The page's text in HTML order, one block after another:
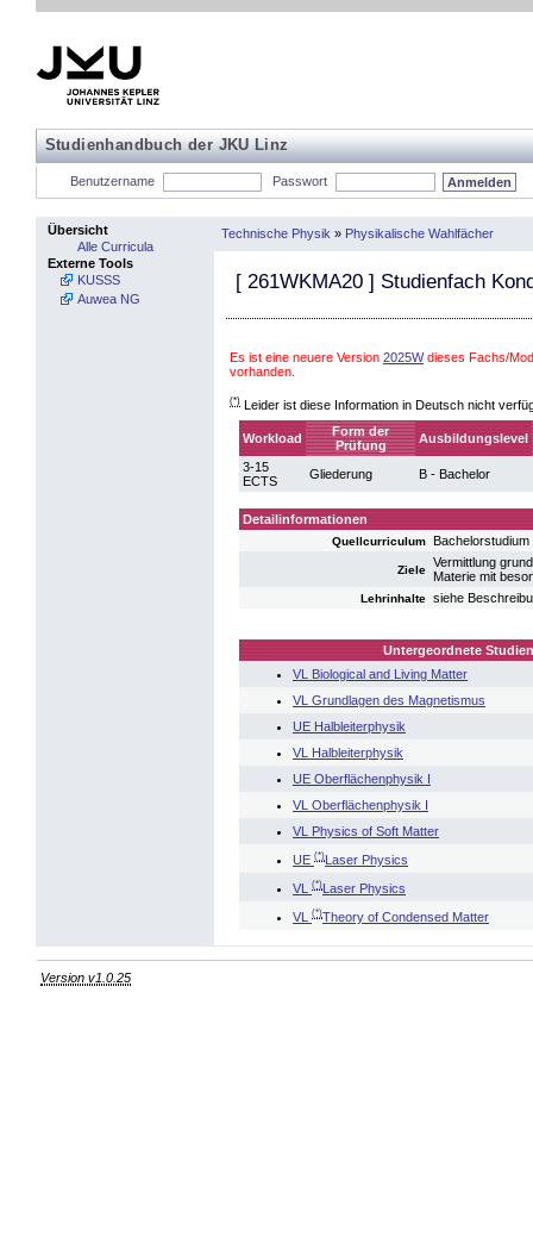
Studienhandbuch der JKU Linz
Benutzername Passwort
Übersicht
Alle Curricula
Externe Tools
KUSSS
Auwea NG
Technische Physik » Physikalische Wahlfächer
[ 261WKMA20 ] Studienfach
Es ist eine neuere Version 2025Wdieses Fachs/
vorhanden.
(*) Leider ist diese Information in Deutsch nicht
Workload
Form der
Prüfung
Ausbildungslevel
3-15
ECTS
Gliederung B - Bachelor
Detailinformationen
Quellcurriculum
Ziele
Vermittlung
Materie mit
Lehrinhalte siehe
Untergeordnete
VL Biological and Living Matter
VL Grundlagen des Magnetismus
UE Halbleiterphysik
VL Halbleiterphysik
UE Oberflächenphysik I
VL Oberflächenphysik I
VL Physics of Soft Matter
UE (*)Laser Physics
VL
(*)Laser Physics
VL
(*)Theory of Condensed Matter
Version v1.0.25